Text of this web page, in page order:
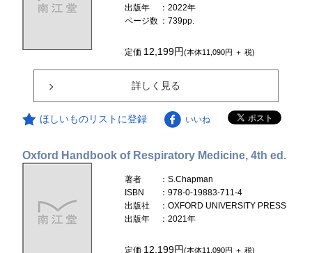
出版年
：2022年
ページ数 ：739pp.
定価 12,199円(本体11,090円 ＋ 税)
詳しく見る
ほしいものリストに登録 いいね
Oxford Handbook of Respiratory Medicine, 4th ed.
著者
：S.Chapman
ISBN
：978-0-19883-711-4
出版社
：OXFORD UNIVERSITY PRESS
出版年
：2021年
定価 12,199円(本体11,090円 ＋ 税)